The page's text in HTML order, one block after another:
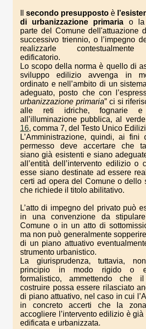
secondo presupposto è
di urbanizzazione primaria o la
parte del Comune dell'attuazione
successivo triennio, o l’impegno
realizzarle contestualmente
edificatorio.
Lo scopo della norma è quello di
sviluppo edilizio avvenga in
ordinato e nell’ambito di un
adeguato, posto che con
urbanizzazione primaria” ci si
alle reti idriche, fognarie e
all’illuminazione pubblica, al
16, comma 7, del Testo Unico
L’Amministrazione, quindi, ai fini
permesso deve accertare che
siano già esistenti e siano
all’entità dell’intervento edilizio o
esse siano destinate ad essere
certi ad opera del Comune o dello
che richiede il titolo abilitativo.
L’atto di impegno del privato può
in una convenzione da
Comune o in un atto di
ma non può generalmente
di un piano attuativo
strumento urbanistico.
La giurisprudenza, tuttavia,
principio in modo rigido o
formalistico, ammettendo che
costruire possa essere rilasciato
di piano attuativo, nel caso in cui
in concreto accerti che la
accogliere l’intervento edilizio è
edificata e urbanizzata.